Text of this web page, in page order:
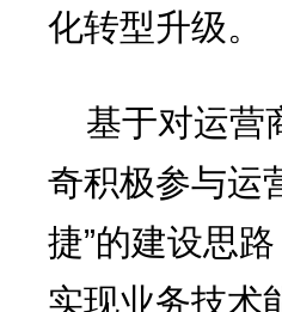
化转型升级。
基于对运营
奇积极参与运
捷”的建设思
实现业务技术